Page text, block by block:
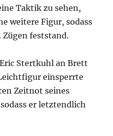
Taktik zu sehen,
weitere Figur, sodass
Zügen feststand.
Stertkuhl an Brett
einsperrte
Zeitnot seines
er letztendlich